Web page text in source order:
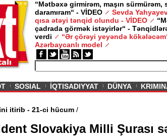
“Mətbəxə girmirəm, maşın sürmürəm,
daramıram“ - VİDEO
Sevda
qısa ətəyi tənqid olundu - VİDEO
çadrada görmək istəyirlər“ -
verdi
“Ər çörəyi yeyəndə
Azərbaycanlı model
SOSIAL İQTISADIYYAT DÜNYA
üçdə birini itirib - 21-ci hücum
Slovakiya Milli Şurası